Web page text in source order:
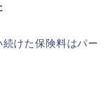
けた保険料はパー